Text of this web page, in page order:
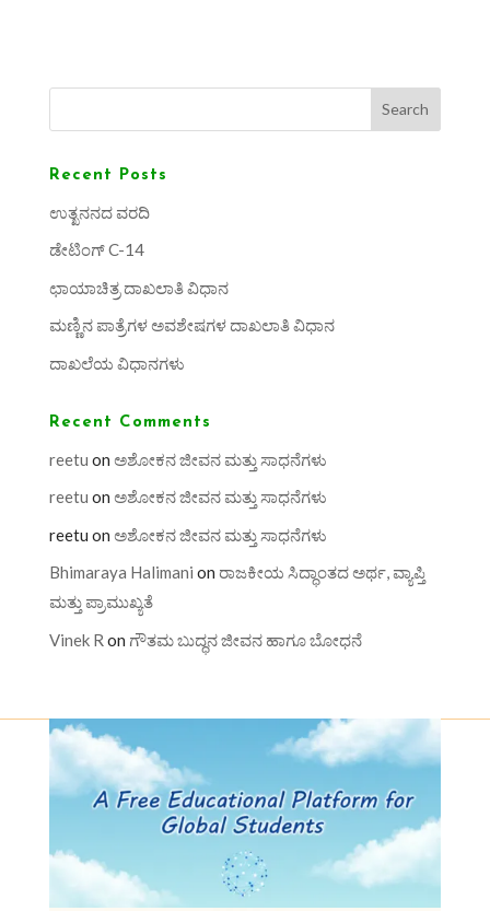
Search
Recent Posts
ಉತ್ಖನನದ ವರದಿ
ಡೇಟಿಂಗ್ C-14
ಛಾಯಾಚಿತ್ರ ದಾಖಲಾತಿ ವಿಧಾನ
ಮಣ್ಣಿನ ಪಾತ್ರೆಗಳ ಅವಶೇಷಗಳ ದಾಖಲಾತಿ ವಿಧಾನ
ದಾಖಲೆಯ ವಿಧಾನಗಳು
Recent Comments
reetu on ಅಶೋಕನ ಜೀವನ ಮತ್ತು ಸಾಧನೆಗಳು
reetu on ಅಶೋಕನ ಜೀವನ ಮತ್ತು ಸಾಧನೆಗಳು
reetu on ಅಶೋಕನ ಜೀವನ ಮತ್ತು ಸಾಧನೆಗಳು
Bhimaraya Halimani on ರಾಜಕೀಯ ಸಿದ್ಧಾಂತದ ಅರ್ಥ, ವ್ಯಾಪ್ತಿ
ಮತ್ತು ಪ್ರಾಮುಖ್ಯತೆ
Vinek R on ಗೌತಮ ಬುದ್ಧನ ಜೀವನ ಹಾಗೂ ಬೋಧನೆ